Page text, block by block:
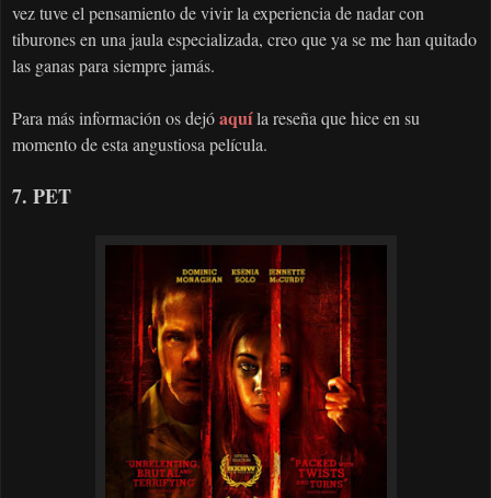
vez tuve el pensamiento de vivir la experiencia de nadar con
tiburones en una jaula especializada, creo que ya se me han quitado
las ganas para siempre jamás.
Para más información os dejóaquíla reseña que hice en su
momento de esta angustiosa película.
7. PET